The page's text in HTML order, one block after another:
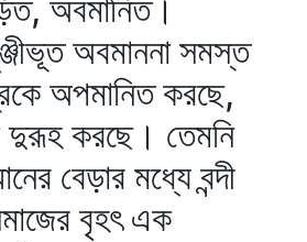
অবমানিত।
অবমাননা সমস্ত
অপমানিত করছে,
দুরূহ করছে। তেমনি
বেড়ার মধ্যে বন্দী
বৃহৎ এক